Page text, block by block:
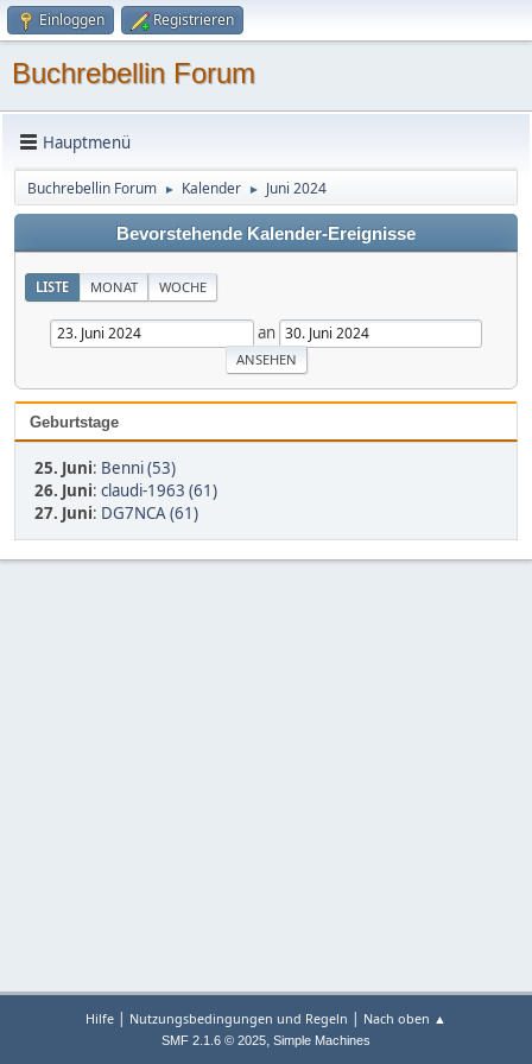
Einloggen Registrieren
Buchrebellin Forum
Hauptmenü
Buchrebellin Forum ► Kalender ► Juni 2024
Bevorstehende Kalender-Ereignisse
LISTE MONAT WOCHE
an
Geburtstage
25. Juni: Benni (53)
26. Juni: claudi-1963 (61)
27. Juni: DG7NCA (61)
Hilfe | Nutzungsbedingungen und Regeln | Nach oben ▲
SMF 2.1.6 © 2025, Simple Machines